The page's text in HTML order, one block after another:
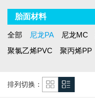
胎面材料
全部 尼龙PA 尼龙MC
聚氯乙烯PVC
聚丙烯PP
排列切换：